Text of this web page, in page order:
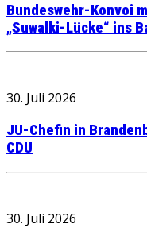
Bundeswehr-Konvoi
„Suwalki-Lücke“ ins
30. Juli 2026
JU-Chefin in
CDU
30. Juli 2026